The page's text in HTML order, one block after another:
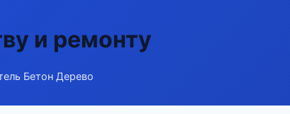
и ремонту
Бетон Дерево